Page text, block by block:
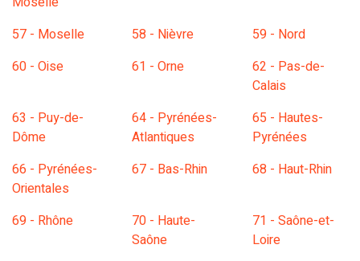
57 - Moselle 58 - Nièvre
59 - Nord
60 - Oise
61 - Orne
62 - Pas-de-
Calais
63 - Puy-de-
Dôme
64 - Pyrénées-
Atlantiques
65 - Hautes-
Pyrénées
66 - Pyrénées-
Orientales
67 - Bas-Rhin 68 - Haut-Rhin
69 - Rhône
70 - Haute-
Saône
71 - Saône-et-
Loire